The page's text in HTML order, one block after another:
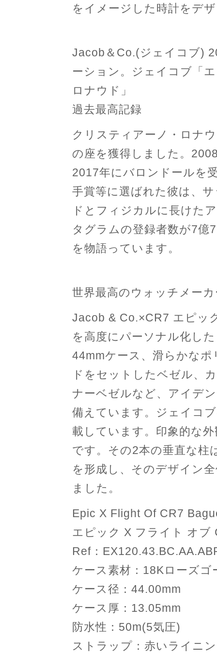
をイメージした時計をデ
Jacob＆Co.(ジェイコブ)
ーション。ジェイコブ「
ロナウド」
過去最高記録
クリスティアーノ・ロナ
の座を獲得しました。
2017年にバロンドールを
手賞等に選ばれた彼は、
ドとフィジカルに長けた
タグラムの登録者数が7億
を物語っています。
世界最高のウォッチメー
Jacob & Co.×CR7 エピッ
を高度にパーソナル化し
44mmケース、滑らかな
ドをセットしたベゼル、
ナーベゼルなど、アイデ
備えています。ジェイコ
載しています。印象的な
です。その2本の垂直な柱
を形成し、そのデザイン
ました。
Epic X Flight Of CR7
エピック X フライト オブ
Ref：
ケース素材：18Kローズゴ
ケース径：44.00mm
ケース厚：13.05mm
防水性：50m(5気圧)
ストラップ：赤いライニ